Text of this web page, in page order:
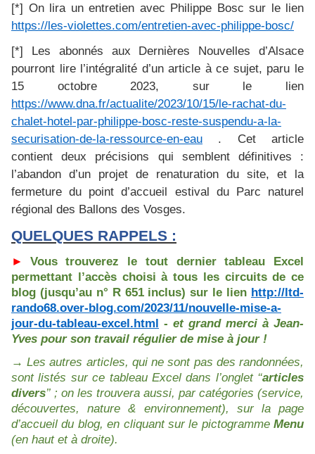
[*] On lira un entretien avec Philippe Bosc sur le lien
https://les-violettes.com/entretien-avec-philippe-bosc/
[*] Les abonnés aux Dernières Nouvelles d’Alsace
pourront lire l’intégralité d’un article à ce sujet, paru le
15 octobre 2023, sur le lien
https://www.dna.fr/actualite/2023/10/15/le-rachat-du-
chalet-hotel-par-philippe-bosc-reste-suspendu-a-la-
securisation-de-la-ressource-en-eau . Cet article
contient deux précisions qui semblent définitives :
l’abandon d’un projet de renaturation du site, et la
fermeture du point d’accueil estival du Parc naturel
régional des Ballons des Vosges.
QUELQUES RAPPELS :
►
Vous trouverez le tout dernier tableau Excel
permettant l’accès choisi à tous les circuits de ce
blog (jusqu’au n° R 651 inclus) sur le lien http://ltd-
rando68.over-blog.com/2023/11/nouvelle-mise-a-
jour-du-tableau-excel.html - et grand merci à Jean-
Yves pour son travail régulier de mise à jour !
→ Les autres articles, qui ne sont pas des randonnées,
sont listés sur ce tableau Excel dans l’onglet ‘‘articles
divers’’ ; on les trouvera aussi, par catégories (service,
découvertes, nature & environnement), sur la page
d’accueil du blog, en cliquant sur le pictogramme Menu
(en haut et à droite).